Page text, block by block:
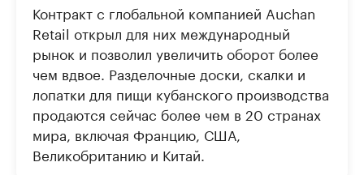
Контракт с глобальной компанией Auchan
Retail открыл для них международный
рынок и позволил увеличить оборот более
чем вдвое. Разделочные доски, скалки и
лопатки для пищи кубанского производства
продаются сейчас более чем в 20 странах
мира, включая Францию, США,
Великобританию и Китай.